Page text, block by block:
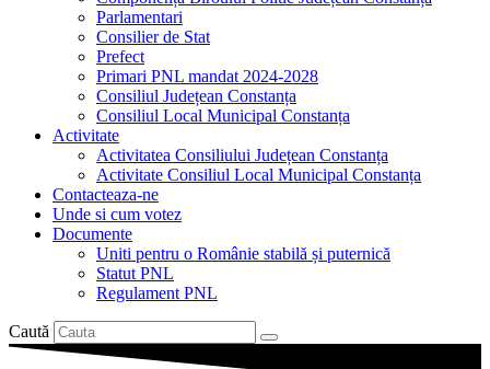
Parlamentari
Consilier de Stat
Prefect
Primari PNL mandat 2024-2028
Consiliul Județean Constanța
Consiliul Local Municipal Constanța
Activitate
Activitatea Consiliului Județean Constanța
Activitate Consiliul Local Municipal Constanța
Contacteaza-ne
Unde si cum votez
Documente
Uniti pentru o Românie stabilă și puternică
Statut PNL
Regulament PNL
Caută